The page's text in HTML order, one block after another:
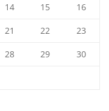
14 15 16
21 22 23
28 29 30